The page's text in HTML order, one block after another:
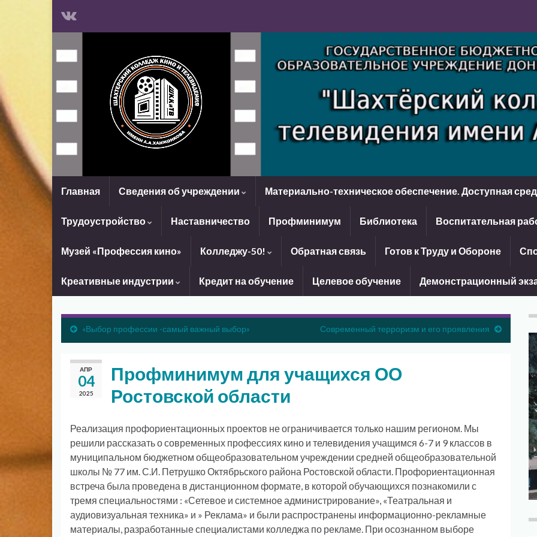
Главная Сведения об учреждении Материально-техническое обеспечение. Доступная
Трудоустройство Наставничество Профминимум Библиотека Воспитательная
Музей «Профессия кино» Колледжу-50! Обратная связь Готов к Труду и Обороне
Креативные индустрии Кредит на обучение Целевое обучение Демонстрационный
«Выбор профессии -самый важный выбор» Современный терроризм и его проявления
АПР
04
2025
Профминимум для учащихся ОО
Ростовской области
Реализация профориентационных проектов не ограничивается только нашим регионом. Мы
решили рассказать о современных профессиях кино и телевидения учащимся 6-7 и 9 классов в
муниципальном бюджетном общеобразовательном учреждении средней общеобразовательной
школы № 77 им. С.И. Петрушко Октябрьского района Ростовской области. Профориентационная
встреча была проведена в дистанционном формате, в которой обучающихся познакомили с
тремя специальностями : «Сетевое и системное администрирование», «Театральная и
аудиовизуальная техника» и » Реклама» и были распространены информационно-рекламные
материалы, разработанные специалистами колледжа по рекламе. При осознанном выборе